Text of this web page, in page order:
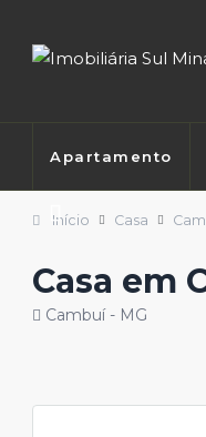
Apartamento
Início Casa
Casa em
Cambuí - MG